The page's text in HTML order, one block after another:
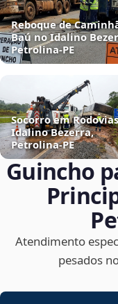
Reboque de
Baú no Idalino
Petrolina‑PE
Socorro em
Idalino Bezerra,
Petrolina‑PE
Guincho
Atendimento
pesados